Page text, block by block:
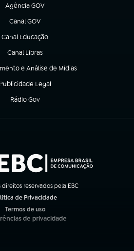
Agência GOV
(abre em nova aba)
Canal GOV
(abre em nova aba)
Canal Educação
(abre em nova aba)
Canal Libras
(abre em nova aba)
e Análise de Mídias
aba)
Publicidade Legal
(abre em nova aba)
Rádio Gov
(abre em nova aba)
direitos reservados pela EBC
de Privacidade
Termos de uso
(abre em nova aba)
de privacidade